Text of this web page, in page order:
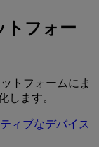
トフォー
トフォームにま
します。
ィブなデバイス